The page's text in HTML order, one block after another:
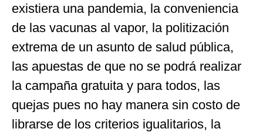
existiera una pandemia, la conveniencia
de las vacunas al vapor, la politización
extrema de un asunto de salud pública,
las apuestas de que no se podrá realizar
la campaña gratuita y para todos, las
quejas pues no hay manera sin costo de
librarse de los criterios igualitarios, la